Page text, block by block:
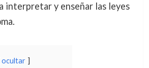
interpretar y enseñar las leyes
ocultar